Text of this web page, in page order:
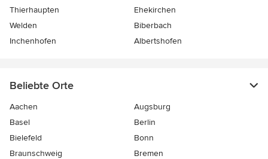
Thierhaupten
Ehekirchen
Welden
Biberbach
Inchenhofen
Albertshofen
Beliebte Orte
Aachen
Augsburg
Basel
Berlin
Bielefeld
Bonn
Braunschweig
Bremen